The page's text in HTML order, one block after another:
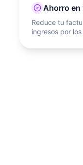
Ahorro
Reduce tu
ingresos por